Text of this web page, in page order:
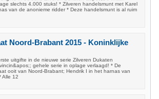
slechts 4.000 stuks! * Zilveren handelsmunt met Karel
van de anonieme ridder * Deze handelsmunt is al ruim
Noord-Brabant 2015 - Koninklijke
uitgifte in de nieuwe serie Zilveren Dukaten
gehele serie in oplage verlaagd! * De
ooit van Noord-Brabant; Hendrik I in het harnas van
Alle 12